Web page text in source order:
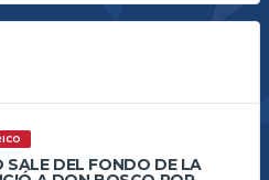
SALE DEL FONDO DE LA